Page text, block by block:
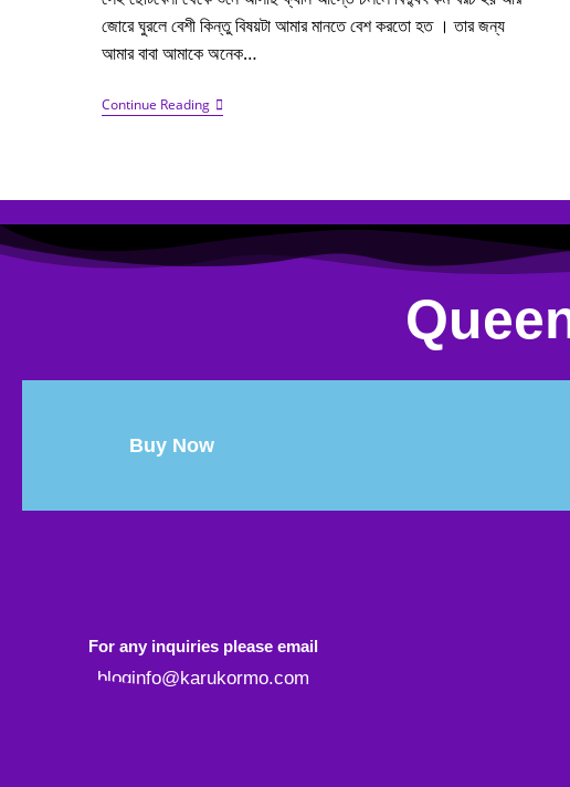
জোরে ঘুরলে বেশী কিন্তু বিষয়টা আমার মানতে বেশ করতো হত । তার জন্য
আমার বাবা আমাকে অনেক…
Continue Reading
Buy Now
For any inquiries please email
bloginfo@karukormo.com